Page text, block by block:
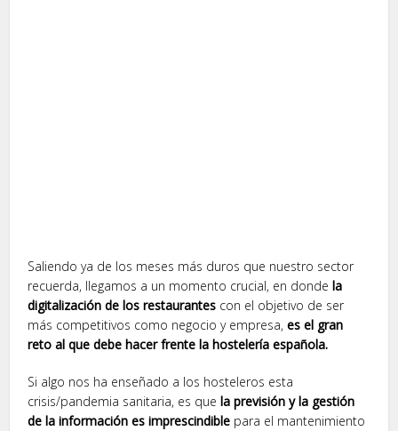
Saliendo ya de los meses más duros que nuestro sector
recuerda, llegamos a un momento crucial, en donde la
digitalización de los restaurantes con el objetivo de ser
más competitivos como negocio y empresa, es el gran
reto al que debe hacer frente la hostelería española.
Si algo nos ha enseñado a los hosteleros esta
crisis/pandemia sanitaria, es que la previsión y la gestión
de la información es imprescindible para el mantenimiento